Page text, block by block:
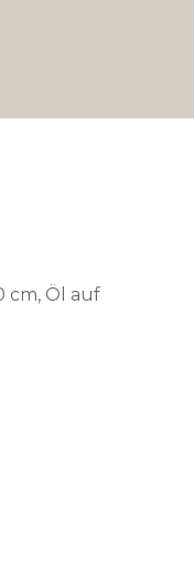
cm, Öl auf